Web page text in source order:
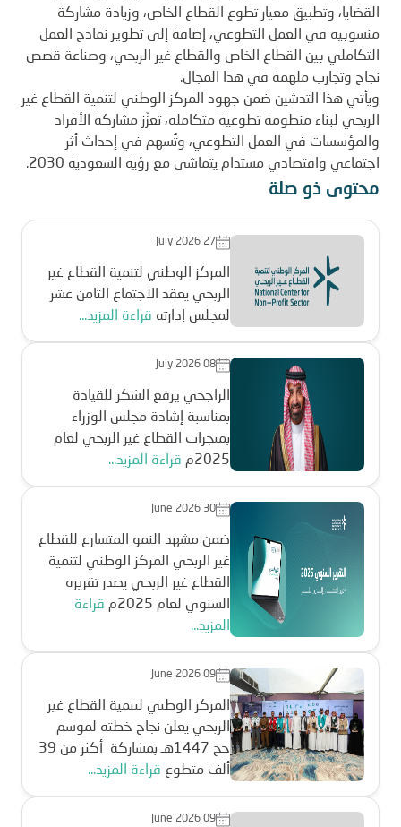
القضايا، وتطبيق معيار تطوع القطاع الخاص، وزيادة مشاركة
منسوبيه في العمل التطوعي، إضافة إلى تطوير نماذج العمل
التكاملي بين القطاع الخاص والقطاع غير الربحي، وصناعة قصص
نجاح وتجارب ملهمة في هذا المجال.
ويأتي هذا التدشين ضمن جهود المركز الوطني لتنمية القطاع غير
الربحي لبناء منظومة تطوعية متكاملة، تعزّز مشاركة الأفراد
والمؤسسات في العمل التطوعي، وتُسهم في إحداث أثر
اجتماعي واقتصادي مستدام يتماشى مع رؤية السعودية 2030.
محتوى ذو صلة
July 2026 27
المركز الوطني لتنمية القطاع غير
الربحي يعقد الاجتماع الثامن عشر
لمجلس إدارته قراءة المزيد...
July 2026 08
الراجحي يرفع الشكر للقيادة
بمناسبة إشادة مجلس الوزراء
بمنجزات القطاع غير الربحي لعام
2025م
قراءة المزيد...
June 2026 30
ضمن مشهد النمو المتسارع للقطاع
غير الربحي المركز الوطني لتنمية
القطاع غير الربحي يصدر تقريره
السنوي لعام 2025م
قراءة
المزيد...
June 2026 09
المركز الوطني لتنمية القطاع غير
الربحي يعلن نجاح خطته لموسم
حج 1447هـ بمشاركة أكثر من 39
ألف متطوع قراءة المزيد...
June 2026 09